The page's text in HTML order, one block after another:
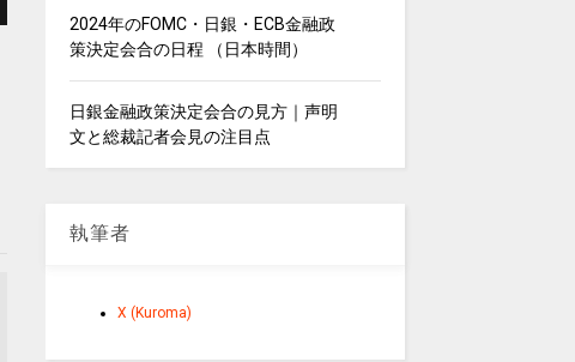
2024年のFOMC・日銀・ECB金融政
策決定会合の日程 （日本時間）
日銀金融政策決定会合の見方｜声明
文と総裁記者会見の注目点
執筆者
X (Kuroma)